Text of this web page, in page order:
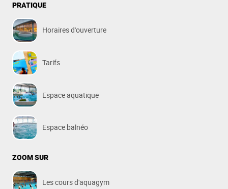
PRATIQUE
Horaires d'ouverture
Tarifs
Espace aquatique
Espace balnéo
ZOOM SUR
Les cours d'aquagym